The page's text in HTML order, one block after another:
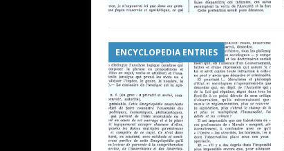
ENCYCLOPEDIA ENTRIES